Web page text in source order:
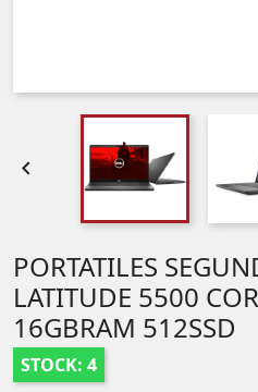

PORTATILES
LATITUDE 5500
16GBRAM 512SSD
STOCK: 4